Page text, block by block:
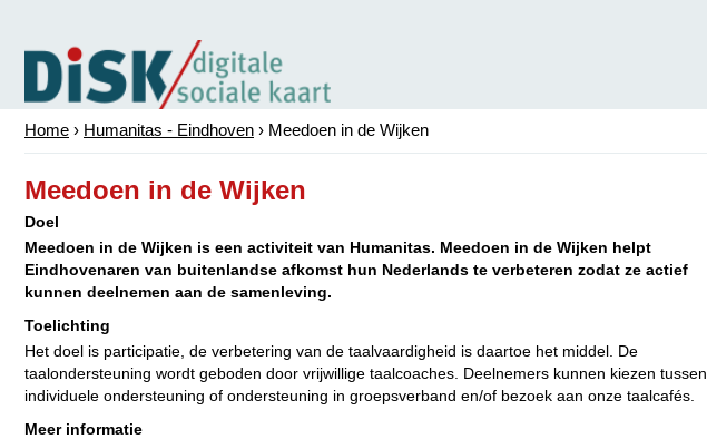
Home › Humanitas - Eindhoven › Meedoen in de Wijken
Meedoen in de Wijken
Doel
Meedoen in de Wijken is een activiteit van Humanitas. Meedoen in de Wijken helpt
Eindhovenaren van buitenlandse afkomst hun Nederlands te verbeteren zodat ze actief
kunnen deelnemen aan de samenleving.
Toelichting
Het doel is participatie, de verbetering van de taalvaardigheid is daartoe het middel. De
taalondersteuning wordt geboden door vrijwillige taalcoaches. Deelnemers kunnen kiezen tussen
individuele ondersteuning of ondersteuning in groepsverband en/of bezoek aan onze taalcafés.
Meer informatie